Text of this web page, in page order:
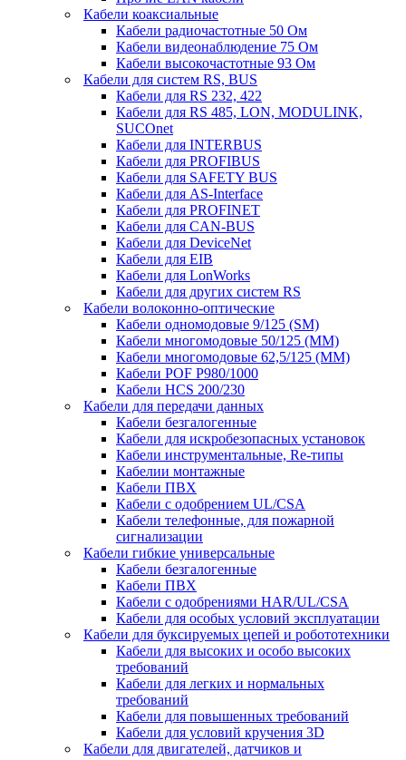
Кабели коаксиальные
Кабели радиочастотные 50 Ом
Кабели видеонаблюдение 75 Ом
Кабели высокочастотные 93 Ом
Кабели для систем RS, BUS
Кабели для RS 232, 422
Кабели для RS 485, LON, MODULINK,
SUCOnet
Кабели для INTERBUS
Кабели для PROFIBUS
Кабели для SAFETY BUS
Кабели для AS-Interface
Кабели для PROFINET
Кабели для CAN-BUS
Кабели для DeviceNet
Кабели для EIB
Кабели для LonWorks
Кабели для других систем RS
Кабели волоконно-оптические
Кабели одномодовые 9/125 (SM)
Кабели многомодовые 50/125 (ММ)
Кабели многомодовые 62,5/125 (ММ)
Кабели POF P980/1000
Кабели HCS 200/230
Кабели для передачи данных
Кабели безгалогенные
Кабели для искробезопасных установок
Кабели инструментальные, Re-типы
Кабелии монтажные
Кабели ПВХ
Кабели с одобрением UL/CSA
Кабели телефонные, для пожарной
сигнализации
Кабели гибкие универсальные
Кабели безгалогенные
Кабели ПВХ
Кабели с одобрениями HAR/UL/CSA
Кабели для особых условий эксплуатации
Кабели для буксируемых цепей и робототехники
Кабели для высоких и особо высоких
требований
Кабели для легких и нормальных
требований
Кабели для повышенных требований
Кабели для условий кручения 3D
Кабели для двигателей, датчиков и